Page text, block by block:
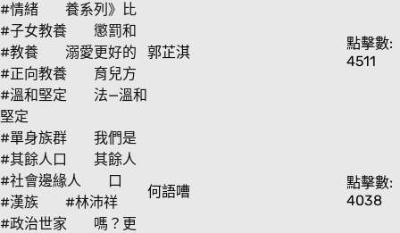
#情緒
#子女教養
#教養
#正向教養
#溫和堅定
養系列》比
懲罰和
溺愛更好的
育兒方
法—溫和
堅定
郭芷淇
點擊數:
4511
#單身族群
#其餘人口
#社會邊緣人
#漢族
#林沛祥
#政治世家
我們是
其餘人
口
嗎？更
何語嘈
點擊數:
4038